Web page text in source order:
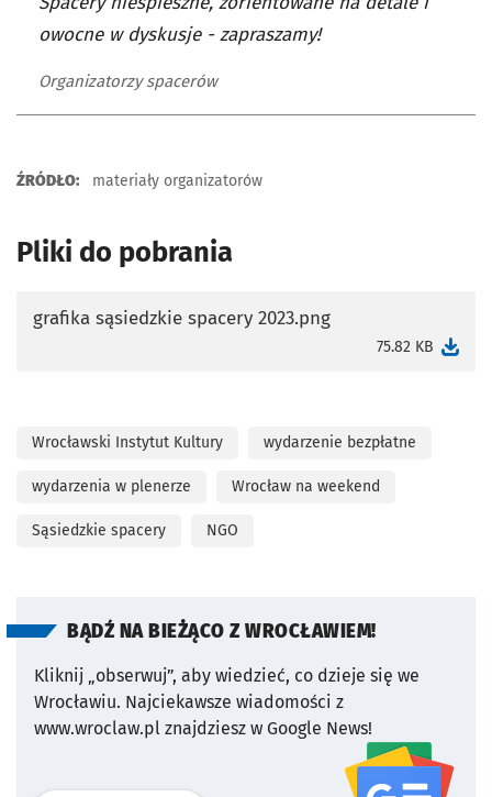
owocne w dyskusje - zapraszamy!
Organizatorzy spacerów
ŹRÓDŁO: materiały organizatorów
Pliki do pobrania
grafika sąsiedzkie spacery 2023.png
75.82 KB
Wrocławski Instytut Kultury wydarzenie bezpłatne
wydarzenia w plenerze Wrocław na weekend
Sąsiedzkie spacery NGO
BĄDŹ NA BIEŻĄCO Z WROCŁAWIEM!
Kliknij „obserwuj”, aby wiedzieć, co dzieje się we
Wrocławiu. Najciekawsze wiadomości z
www.wroclaw.pl znajdziesz w Google News!